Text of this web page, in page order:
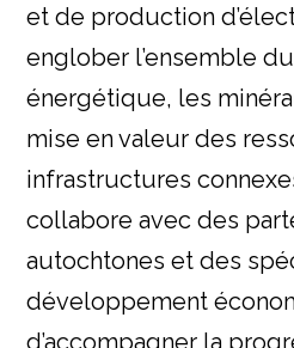
et de production
englober l’ensemble
énergétique, les
mise en valeur des
infrastructures
collabore avec des
autochtones et des
développement
d’accompagner la